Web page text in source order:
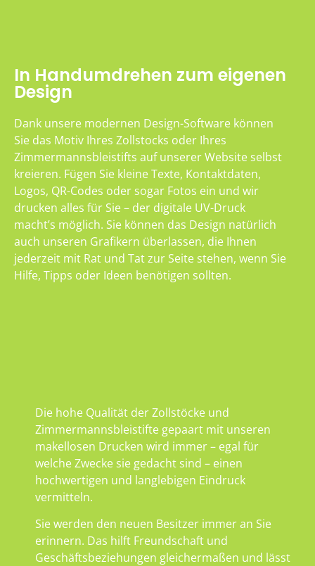
In Handumdrehen zum eigenen
Design
Dank unsere modernen Design-Software können
Sie das Motiv Ihres Zollstocks oder Ihres
Zimmermannsbleistifts auf unserer Website selbst
kreieren. Fügen Sie kleine Texte, Kontaktdaten,
Logos, QR-Codes oder sogar Fotos ein und wir
drucken alles für Sie – der digitale UV-Druck
macht’s möglich. Sie können das Design natürlich
auch unseren Grafikern überlassen, die Ihnen
jederzeit mit Rat und Tat zur Seite stehen, wenn Sie
Hilfe, Tipps oder Ideen benötigen sollten.
Die hohe Qualität der Zollstöcke und
Zimmermannsbleistifte gepaart mit unseren
makellosen Drucken wird immer – egal für
welche Zwecke sie gedacht sind – einen
hochwertigen und langlebigen Eindruck
vermitteln.
Sie werden den neuen Besitzer immer an Sie
erinnern. Das hilft Freundschaft und
Geschäftsbeziehungen gleichermaßen und lässt